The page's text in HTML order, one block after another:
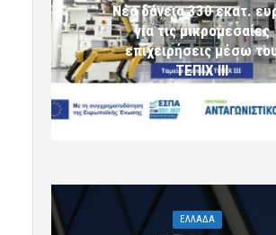
Νέα δάνεια 330 εκατ.
για τις μικρομεσαίες
επιχειρήσεις μέσω
ΤΕΠΙΧ ΙΙΙ
ΕΛΛΑΔΑ